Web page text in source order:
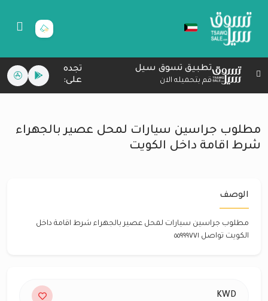
تطبيق تسوق سيل
قم بتحميله الان
تجده
على:
مطلوب جراسين سيارات لمحل عصير بالجهراء
شرط اقامة داخل الكويت
الوصف
مطلوب جراسين سيارات لمحل عصير بالجهراء شرط اقامة داخل
الكويت تواصل ٥٥٩٩٩٧٧١
KWD